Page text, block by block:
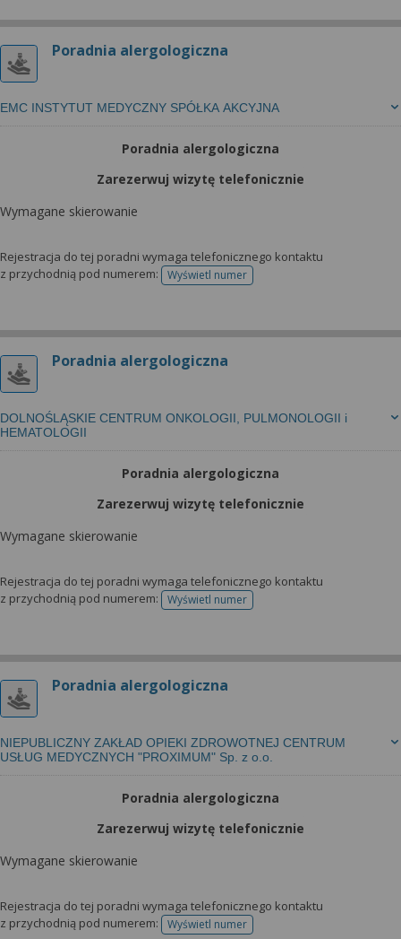
Poradnia alergologiczna
EMC INSTYTUT MEDYCZNY SPÓŁKA AKCYJNA
Poradnia alergologiczna
Zarezerwuj wizytę telefonicznie
Wymagane skierowanie
Rejestracja do tej poradni wymaga telefonicznego kontaktu
z przychodnią pod numerem:
Wyświetl numertelefonu do rejestracji
Poradnia alergologiczna
DOLNOŚLĄSKIE CENTRUM ONKOLOGII, PULMONOLOGII i
HEMATOLOGII
Poradnia alergologiczna
Zarezerwuj wizytę telefonicznie
Wymagane skierowanie
Rejestracja do tej poradni wymaga telefonicznego kontaktu
z przychodnią pod numerem:
Wyświetl numertelefonu do rejestracji
Poradnia alergologiczna
NIEPUBLICZNY ZAKŁAD OPIEKI ZDROWOTNEJ CENTRUM
USŁUG MEDYCZNYCH "PROXIMUM" Sp. z o.o.
Poradnia alergologiczna
Zarezerwuj wizytę telefonicznie
Wymagane skierowanie
Rejestracja do tej poradni wymaga telefonicznego kontaktu
z przychodnią pod numerem:
Wyświetl numertelefonu do rejestracji